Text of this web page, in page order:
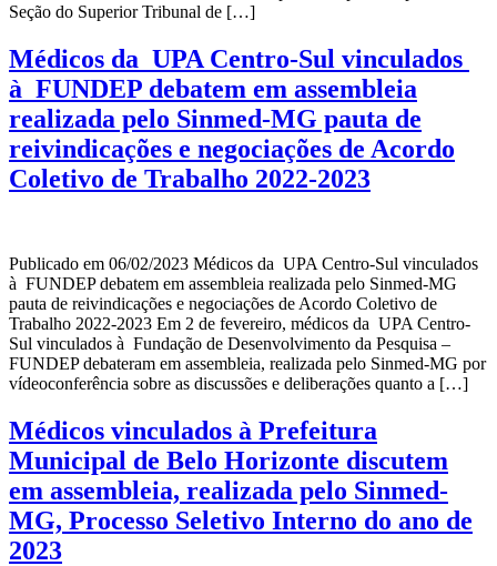
Seção do Superior Tribunal de […]
Médicos da UPA Centro-Sul vinculados
à FUNDEP debatem em assembleia
realizada pelo Sinmed-MG pauta de
reivindicações e negociações de Acordo
Coletivo de Trabalho 2022-2023
Publicado em 06/02/2023 Médicos da UPA Centro-Sul vinculados
à FUNDEP debatem em assembleia realizada pelo Sinmed-MG
pauta de reivindicações e negociações de Acordo Coletivo de
Trabalho 2022-2023 Em 2 de fevereiro, médicos da UPA Centro-
Sul vinculados à Fundação de Desenvolvimento da Pesquisa –
FUNDEP debateram em assembleia, realizada pelo Sinmed-MG por
vídeoconferência sobre as discussões e deliberações quanto a […]
Médicos vinculados à Prefeitura
Municipal de Belo Horizonte discutem
em assembleia, realizada pelo Sinmed-
MG, Processo Seletivo Interno do ano de
2023